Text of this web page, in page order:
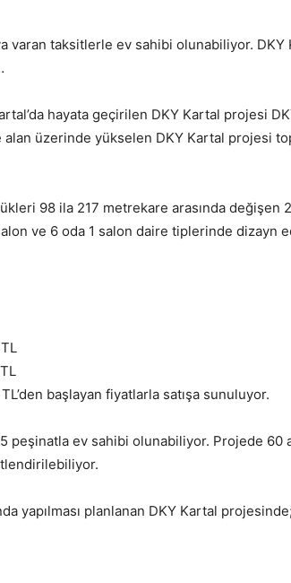
varan taksitlerle ev sahibi olunabiliyor. DKY
hayata geçirilen DKY Kartal projesi
üzerinde yükselen DKY Kartal projesi
98 ila 217 metrekare arasında değişen
ve 6 oda 1 salon daire tiplerinde dizayn
başlayan fiyatlarla satışa sunuluyor.
peşinatla ev sahibi olunabiliyor. Projede 60
yapılması planlanan DKY Kartal projesinde;